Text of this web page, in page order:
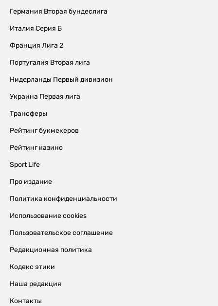
Германия Вторая бундеслига
Италия Серия Б
Франция Лига 2
Португалия Вторая лига
Нидерланды Первый дивизион
Украина Первая лига
Трансферы
Рейтинг букмекеров
Рейтинг казино
Sport Life
Про издание
Политика конфиденциальности
Использование cookies
Пользовательское соглашение
Редакционная политика
Кодекс этики
Наша редакция
Контакты